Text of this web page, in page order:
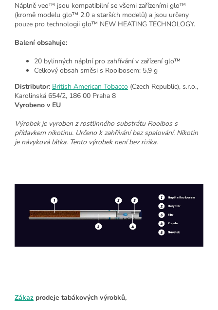
Náplně veo™ jsou kompatibilní se všemi zařízeními glo™
(kromě modelu glo™ 2.0 a starších modelů) a jsou určeny
pouze pro technologii glo™ NEW HEATING TECHNOLOGY.
Balení obsahuje:
20 bylinných náplní pro zahřívání v zařízení glo™
Celkový obsah směsi s Rooibosem: 5,9 g
Distributor: British American Tobacco (Czech Republic), s.r.o.,
Karolinská 654/2, 186 00 Praha 8
Vyrobeno v EU
Výrobek je vyroben z rostlinného substrátu Rooibos s
přídavkem nikotinu. Určeno k zahřívání bez spalování. Nikotin
je návyková látka. Tento výrobek není bez rizika.
Zákaz prodeje tabákových výrobků,